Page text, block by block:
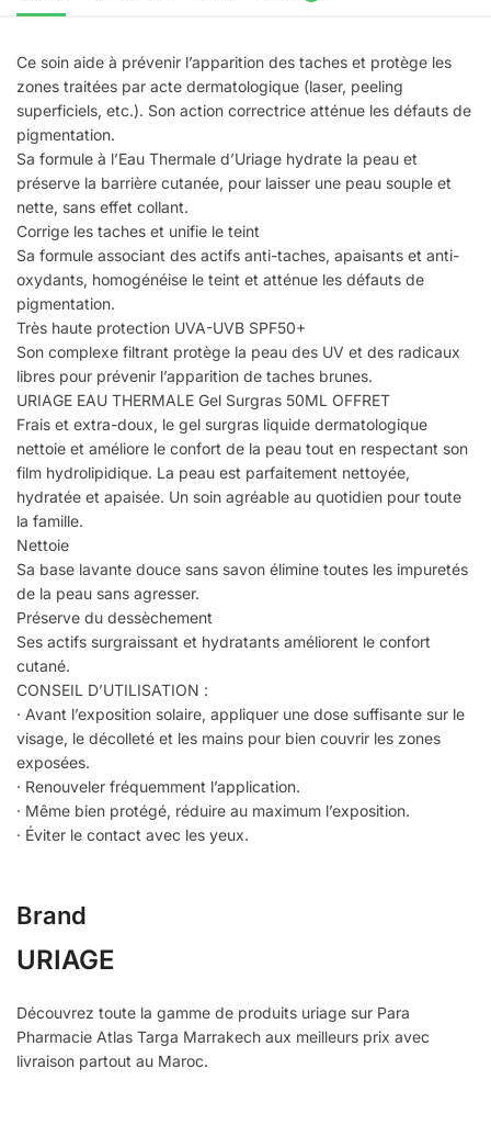
Ce soin aide à prévenir l’apparition des taches et protège les
zones traitées par acte dermatologique (laser, peeling
superficiels, etc.). Son action correctrice atténue les défauts de
pigmentation.
Sa formule à l’Eau Thermale d’Uriage hydrate la peau et
préserve la barrière cutanée, pour laisser une peau souple et
nette, sans effet collant.
Corrige les taches et unifie le teint
Sa formule associant des actifs anti-taches, apaisants et anti-
oxydants, homogénéise le teint et atténue les défauts de
pigmentation.
Très haute protection UVA-UVB SPF50+
Son complexe filtrant protège la peau des UV et des radicaux
libres pour prévenir l’apparition de taches brunes.
URIAGE EAU THERMALE Gel Surgras 50ML OFFRET
Frais et extra-doux, le gel surgras liquide dermatologique
nettoie et améliore le confort de la peau tout en respectant son
film hydrolipidique. La peau est parfaitement nettoyée,
hydratée et apaisée. Un soin agréable au quotidien pour toute
la famille.
Nettoie
Sa base lavante douce sans savon élimine toutes les impuretés
de la peau sans agresser.
Préserve du dessèchement
Ses actifs surgraissant et hydratants améliorent le confort
cutané.
CONSEIL D’UTILISATION :
· Avant l’exposition solaire, appliquer une dose suffisante sur le
visage, le décolleté et les mains pour bien couvrir les zones
exposées.
· Renouveler fréquemment l’application.
· Même bien protégé, réduire au maximum l’exposition.
· Éviter le contact avec les yeux.
Brand
URIAGE
Découvrez toute la gamme de produits uriage sur Para
Pharmacie Atlas Targa Marrakech aux meilleurs prix avec
livraison partout au Maroc.